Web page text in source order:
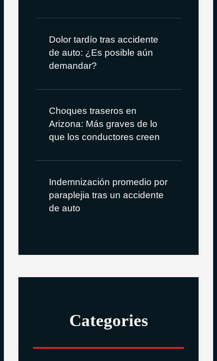
Dolor tardío tras accidente
de auto: ¿Es posible aún
demandar?
Choques traseros en
Arizona: Más graves de lo
que los conductores creen
Indemnización promedio por
paraplejia tras un accidente
de auto
Categories